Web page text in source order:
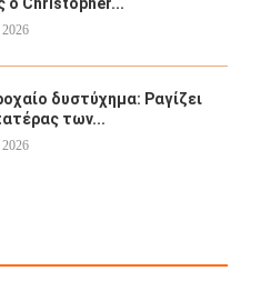
δυστύχημα: Ραγίζει
των...